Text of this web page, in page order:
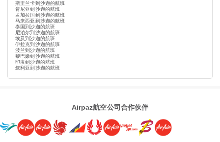
斯里兰卡到沙迦的航班
肯尼亚到沙迦的航班
孟加拉国到沙迦的航班
马来西亚到沙迦的航班
泰国到沙迦的航班
尼泊尔到沙迦的航班
埃及到沙迦的航班
伊拉克到沙迦的航班
波兰到沙迦的航班
黎巴嫩到沙迦的航班
印度到沙迦的航班
叙利亚到沙迦的航班
Airpaz航空公司合作伙伴